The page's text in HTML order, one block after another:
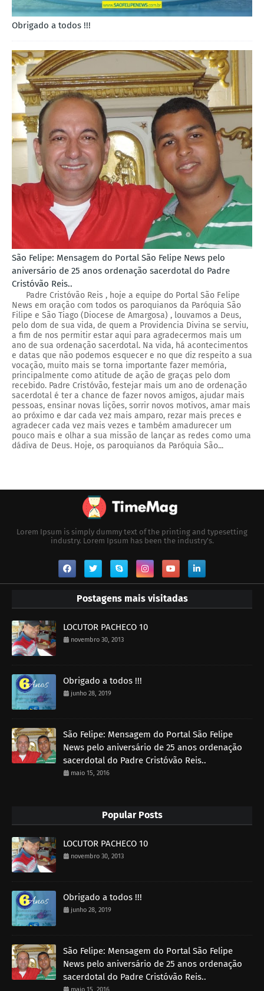
Obrigado a todos !!!
São Felipe: Mensagem do Portal São Felipe News pelo
aniversário de 25 anos ordenação sacerdotal do Padre
Cristóvão Reis..
Padre Cristóvão Reis , hoje a equipe do Portal São Felipe
News em oração com todos os paroquianos da Paróquia São
Filipe e São Tiago (Diocese de Amargosa) , louvamos a Deus,
pelo dom de sua vida, de quem a Providencia Divina se serviu,
a fim de nos permitir estar aqui para agradecermos mais um
ano de sua ordenação sacerdotal. Na vida, há acontecimentos
e datas que não podemos esquecer e no que diz respeito a sua
vocação, muito mais se torna importante fazer memória,
principalmente como atitude de ação de graças pelo dom
recebido. Padre Cristóvão, festejar mais um ano de ordenação
sacerdotal é ter a chance de fazer novos amigos, ajudar mais
pessoas, ensinar novas lições, sorrir novos motivos, amar mais
ao próximo e dar cada vez mais amparo, rezar mais preces e
agradecer cada vez mais vezes e também amadurecer um
pouco mais e olhar a sua missão de lançar as redes como uma
dádiva de Deus. Hoje, os paroquianos da Paróquia São...
Lorem Ipsum is simply dummy text of the printing and typesetting
industry. Lorem Ipsum has been the industry's.
Postagens mais visitadas
LOCUTOR PACHECO 10
novembro 30, 2013
Obrigado a todos !!!
junho 28, 2019
São Felipe: Mensagem do Portal São Felipe
News pelo aniversário de 25 anos ordenação
sacerdotal do Padre Cristóvão Reis..
maio 15, 2016
Popular Posts
LOCUTOR PACHECO 10
novembro 30, 2013
Obrigado a todos !!!
junho 28, 2019
São Felipe: Mensagem do Portal São Felipe
News pelo aniversário de 25 anos ordenação
sacerdotal do Padre Cristóvão Reis..
maio 15, 2016